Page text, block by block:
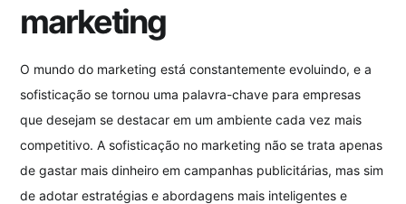
marketing
O mundo do marketing está constantemente evoluindo, e a
sofisticação se tornou uma palavra-chave para empresas
que desejam se destacar em um ambiente cada vez mais
competitivo. A sofisticação no marketing não se trata apenas
de gastar mais dinheiro em campanhas publicitárias, mas sim
de adotar estratégias e abordagens mais inteligentes e